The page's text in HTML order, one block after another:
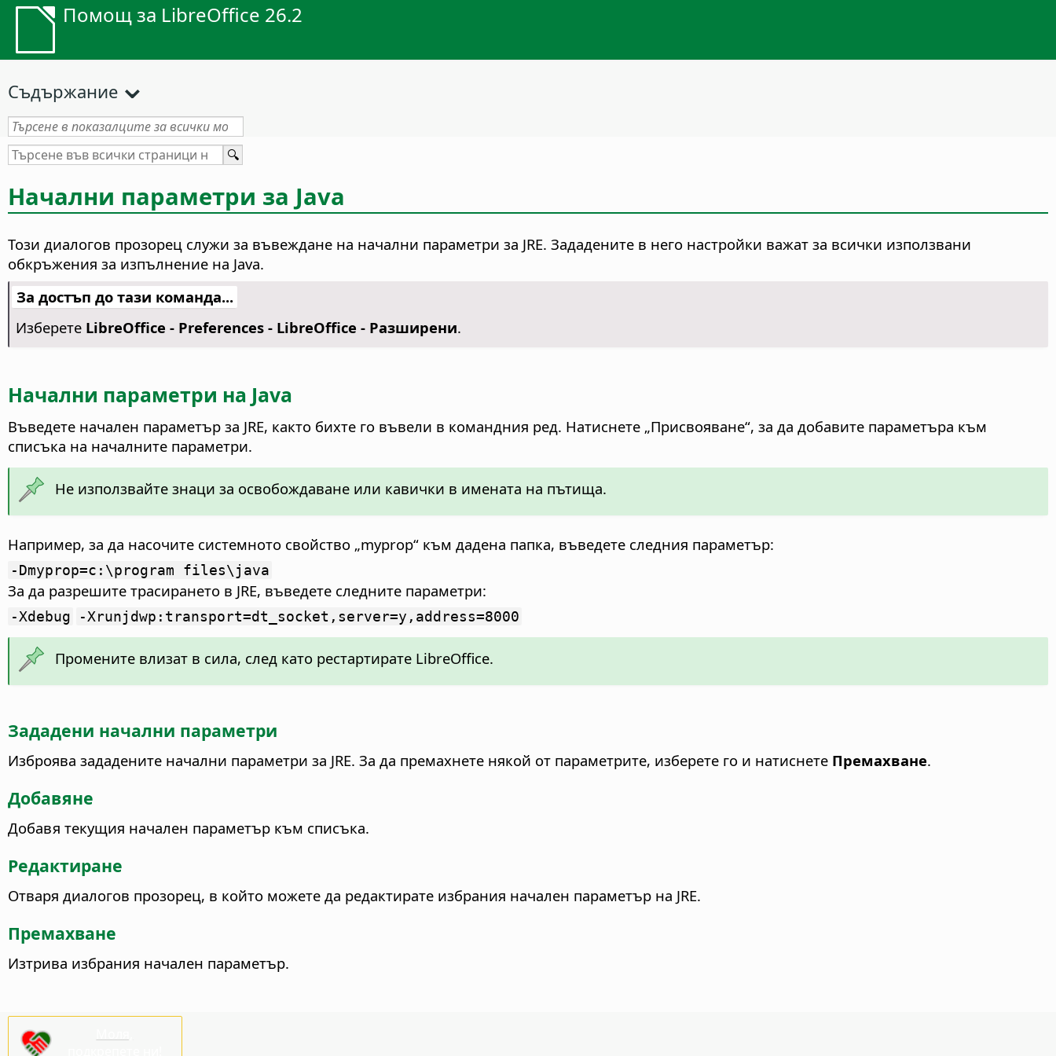
Помощ за LibreOffice 26.2
Съдържание
Начални параметри за Java
Този диалогов прозорец служи за въвеждане на начални параметри за JRE. Зададените в него настройки важат за всички използвани
обкръжения за изпълнение на Java.
За достъп до тази команда...
Изберете LibreOffice - Preferences- LibreOffice - Разширени.
Начални параметри на Java
Въведете начален параметър за JRE, както бихте го въвели в командния ред. Натиснете „Присвояване“, за да добавите параметъра към
списъка на началните параметри.
Не използвайте знаци за освобождаване или кавички в имената на пътища.
Например, за да насочите системното свойство „myprop“ към дадена папка, въведете следния параметър:
-Dmyprop=c:\program files\java
За да разрешите трасирането в JRE, въведете следните параметри:
-Xdebug -Xrunjdwp:transport=dt_socket,server=y,address=8000
Промените влизат в сила, след като рестартирате LibreOffice.
Зададени начални параметри
Изброява зададените начални параметри за JRE. За да премахнете някой от параметрите, изберете го и натиснете Премахване.
Добавяне
Добавя текущия начален параметър към списъка.
Редактиране
Отваря диалогов прозорец, в който можете да редактирате избрания начален параметър на JRE.
Премахване
Изтрива избрания начален параметър.